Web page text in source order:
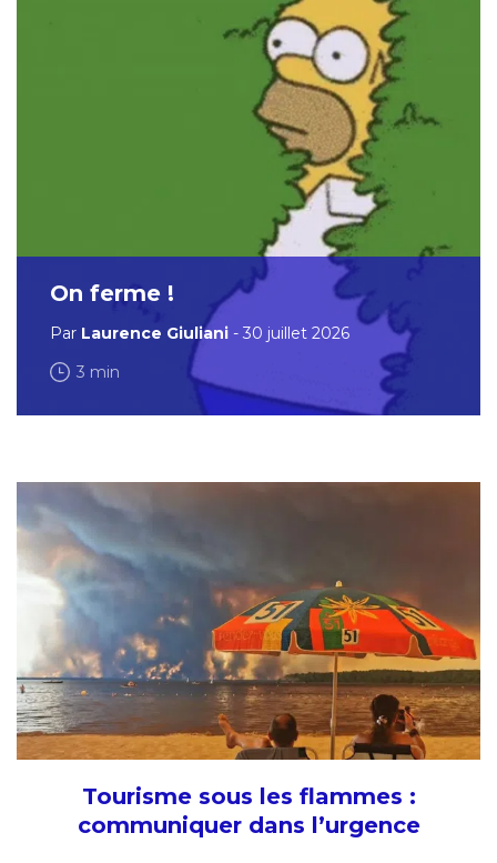
On ferme !
Par Laurence Giuliani - 30 juillet 2026
3 min
Tourisme sous les flammes :
communiquer dans l’urgence